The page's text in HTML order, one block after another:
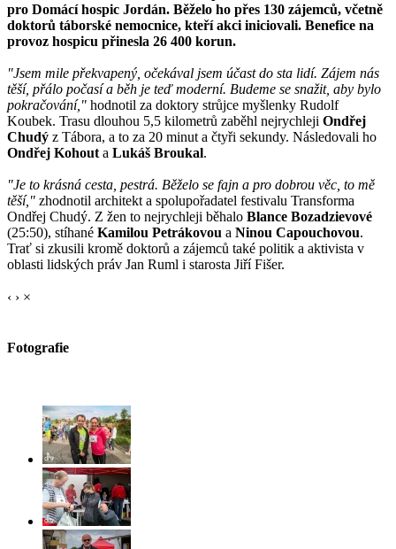
pro Domácí hospic Jordán. Běželo ho přes 130 zájemců, včetně
doktorů táborské nemocnice, kteří akci iniciovali. Benefice na
provoz hospicu přinesla 26 400 korun.
"Jsem mile překvapený, očekával jsem účast do sta lidí. Zájem nás
těší, přálo počasí a běh je teď moderní. Budeme se snažit, aby bylo
pokračování," hodnotil za doktory strůjce myšlenky Rudolf
Koubek. Trasu dlouhou 5,5 kilometrů zaběhl nejrychleji Ondřej
Chudý z Tábora, a to za 20 minut a čtyři sekundy. Následovali ho
Ondřej Kohout a Lukáš Broukal.
"Je to krásná cesta, pestrá. Běželo se fajn a pro dobrou věc, to mě
těší," zhodnotil architekt a spolupořadatel festivalu Transforma
Ondřej Chudý. Z žen to nejrychleji běhalo Blance Bozadzievové
(25:50), stíhané Kamilou Petrákovou a Ninou Capouchovou.
Trať si zkusili kromě doktorů a zájemců také politik a aktivista v
oblasti lidských práv Jan Ruml i starosta Jiří Fišer.
‹ › ×
Fotografie